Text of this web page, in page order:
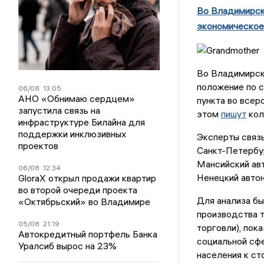
06/08 13:05
АНО «Обнимаю сердцем»
запустила связь на
инфраструктуре Билайна для
поддержки инклюзивных
проектов
06/08 12:34
GloraX открыл продажи квартир
во второй очереди проекта
«Октябрьский» во Владимире
05/08 21:19
Автокредитный портфель Банка
Уралсиб вырос на 23%
Во
Во
положение по
пункта во
этом пишут
Эксперты
Санкт-
Мансийский
Ненецкий
Для анализа
производства
торговли),
социальной
населения к